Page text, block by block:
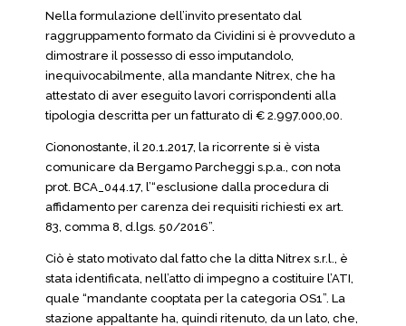
Nella formulazione dell’invito presentato dal
raggruppamento formato da Cividini si è provveduto a
dimostrare il possesso di esso imputandolo,
inequivocabilmente, alla mandante Nitrex, che ha
attestato di aver eseguito lavori corrispondenti alla
tipologia descritta per un fatturato di € 2.997.000,00.
Ciononostante, il 20.1.2017, la ricorrente si è vista
comunicare da Bergamo Parcheggi s.p.a., con nota
prot. BCA_044.17, l’“esclusione dalla procedura di
affidamento per carenza dei requisiti richiesti ex art.
83, comma 8, d.lgs. 50/2016”.
Ciò è stato motivato dal fatto che la ditta Nitrex s.r.l., è
stata identificata, nell’atto di impegno a costituire l’ATI,
quale “mandante cooptata per la categoria OS1”. La
stazione appaltante ha, quindi ritenuto, da un lato, che,